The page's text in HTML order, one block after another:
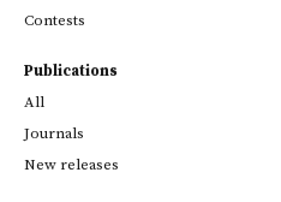
Contests
Publications
All
Journals
New releases